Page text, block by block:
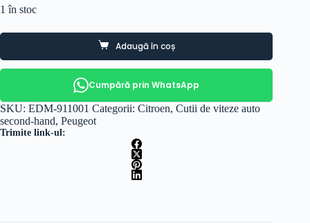
1 în stoc
Adaugă în coș
Cumpără prin WhatsApp
SKU: EDM-911001 Categorii: Citroen, Cutii de viteze auto
second-hand, Peugeot
Trimite link-ul: